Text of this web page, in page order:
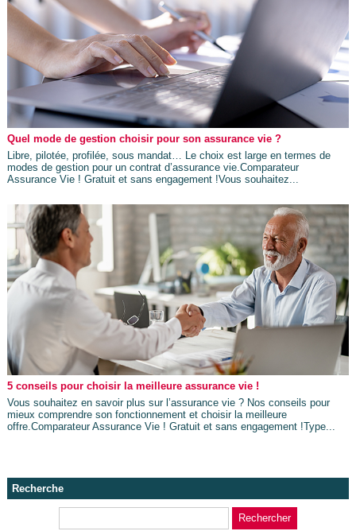
Quel mode de gestion choisir pour son assurance vie ?
Libre, pilotée, profilée, sous mandat… Le choix est large en termes de
modes de gestion pour un contrat d’assurance vie.Comparateur
Assurance Vie ! Gratuit et sans engagement !Vous souhaitez...
5 conseils pour choisir la meilleure assurance vie !
Vous souhaitez en savoir plus sur l’assurance vie ? Nos conseils pour
mieux comprendre son fonctionnement et choisir la meilleure
offre.Comparateur Assurance Vie ! Gratuit et sans engagement !Type...
Recherche